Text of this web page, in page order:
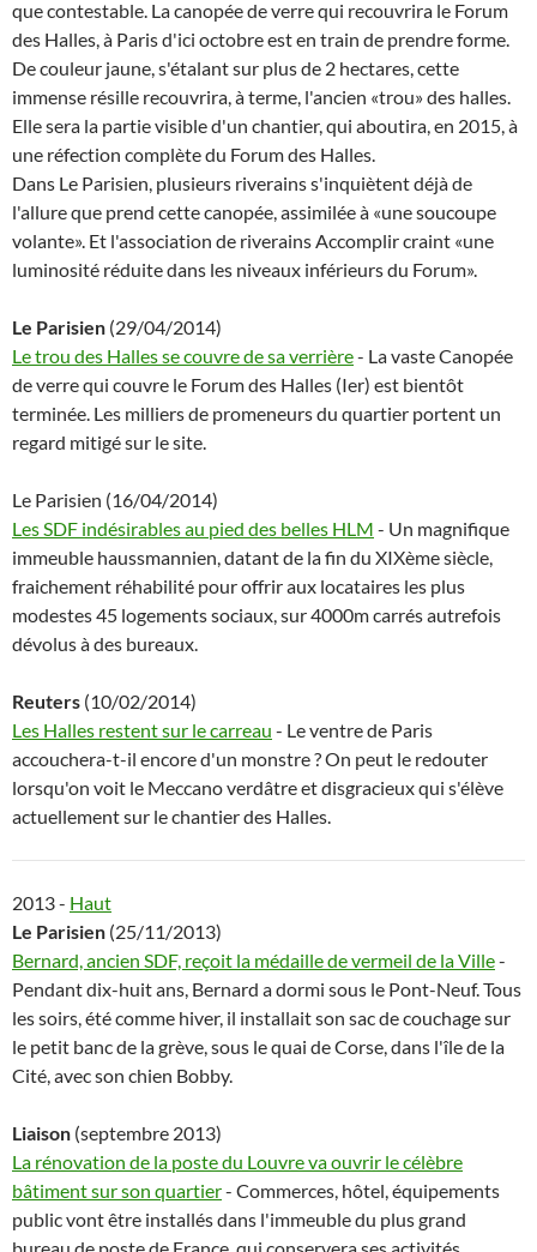
que contestable. La canopée de verre qui recouvrira le Forum
des Halles, à Paris d'ici octobre est en train de prendre forme.
De couleur jaune, s'étalant sur plus de 2 hectares, cette
immense résille recouvrira, à terme, l'ancien «trou» des halles.
Elle sera la partie visible d'un chantier, qui aboutira, en 2015, à
une réfection complète du Forum des Halles.
Dans Le Parisien, plusieurs riverains s'inquiètent déjà de
l'allure que prend cette canopée, assimilée à «une soucoupe
volante». Et l'association de riverains Accomplir craint «une
luminosité réduite dans les niveaux inférieurs du Forum».
Le Parisien (29/04/2014)
Le trou des Halles se couvre de sa verrière- La vaste Canopée
de verre qui couvre le Forum des Halles (Ier) est bientôt
terminée. Les milliers de promeneurs du quartier portent un
regard mitigé sur le site.
Le Parisien (16/04/2014)
Les SDF indésirables au pied des belles HLM - Un magnifique
immeuble haussmannien, datant de la fin du XIXème siècle,
fraichement réhabilité pour offrir aux locataires les plus
modestes 45 logements sociaux, sur 4000m carrés autrefois
dévolus à des bureaux.
Reuters (10/02/2014)
Les Halles restent sur le carreau - Le ventre de Paris
accouchera-t-il encore d'un monstre ? On peut le redouter
lorsqu'on voit le Meccano verdâtre et disgracieux qui s'élève
actuellement sur le chantier des Halles.
2013 - Haut
Le Parisien (25/11/2013)
Bernard, ancien SDF, reçoit la médaille de vermeil de la Ville-
Pendant dix-huit ans, Bernard a dormi sous le Pont-Neuf. Tous
les soirs, été comme hiver, il installait son sac de couchage sur
le petit banc de la grève, sous le quai de Corse, dans l'île de la
Cité, avec son chien Bobby.
Liaison (septembre 2013)
La rénovation de la poste du Louvre va ouvrir le célèbre
bâtiment sur son quartier- Commerces, hôtel, équipements
public vont être installés dans l'immeuble du plus grand